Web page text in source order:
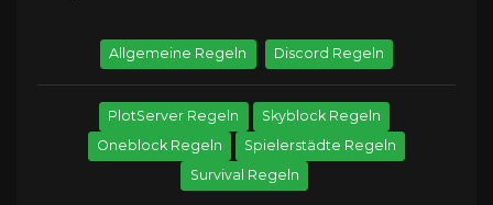
Allgemeine Regeln Discord Regeln
PlotServer Regeln
Skyblock Regeln
Oneblock Regeln
Spielerstädte Regeln
Survival Regeln